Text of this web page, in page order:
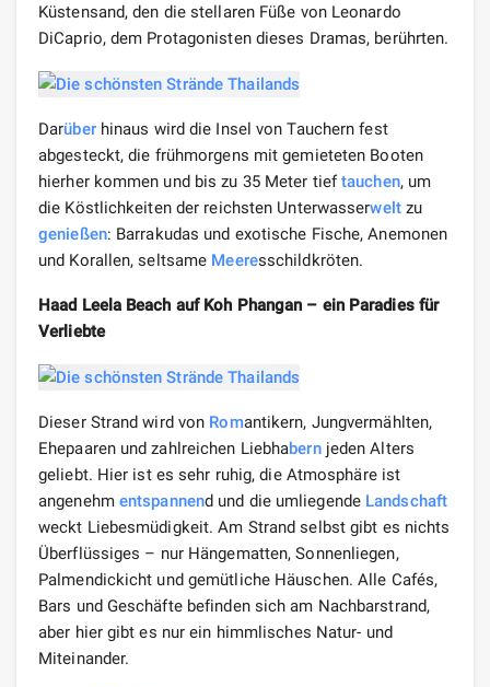
Küstensand, den die stellaren Füße von Leonardo
DiCaprio, dem Protagonisten dieses Dramas, berührten.
Darüberhinaus wird die Insel von Tauchern fest
abgesteckt, die frühmorgens mit gemieteten Booten
hierher kommen und bis zu 35 Meter tieftauchen, um
die Köstlichkeiten der reichsten Unterwasserweltzu
genießen: Barrakudas und exotische Fische, Anemonen
und Korallen, seltsame Meeresschildkröten.
Haad Leela Beach auf Koh Phangan – ein Paradies für
Verliebte
Dieser Strand wird von Romantikern, Jungvermählten,
Ehepaaren und zahlreichen Liebhabernjeden Alters
geliebt. Hier ist es sehr ruhig, die Atmosphäre ist
angenehm entspannend und die umliegende Landschaft
weckt Liebesmüdigkeit. Am Strand selbst gibt es nichts
Überflüssiges – nur Hängematten, Sonnenliegen,
Palmendickicht und gemütliche Häuschen. Alle Cafés,
Bars und Geschäfte befinden sich am Nachbarstrand,
aber hier gibt es nur ein himmlisches Natur- und
Miteinander.